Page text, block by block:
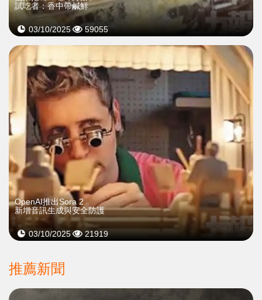
試吃者：香中帶鹹鮮
03/10/2025 59055
OpenAI推出Sora 2
新增音訊生成與安全防護
03/10/2025 21919
推薦新聞